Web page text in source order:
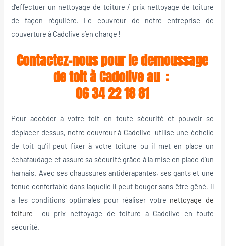
d’effectuer un nettoyage de toiture / prix nettoyage de toiture
de façon régulière. Le couvreur de notre entreprise de
couverture à Cadolive s’en charge !
Contactez-nous pour le demoussage
de toit à Cadolive au :
06 34 22 18 81
Pour accéder à votre toit en toute sécurité et pouvoir se
déplacer dessus, notre couvreur à Cadolive utilise une échelle
de toit qu’il peut fixer à votre toiture ou il met en place un
échafaudage et assure sa sécurité grâce à la mise en place d’un
harnais. Avec ses chaussures antidérapantes, ses gants et une
tenue confortable dans laquelle il peut bouger sans être gêné, il
a les conditions optimales pour réaliser votre nettoyage de
toiture ou prix nettoyage de toiture à Cadolive en toute
sécurité.